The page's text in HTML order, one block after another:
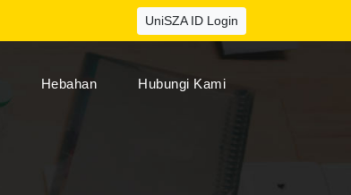
UniSZA ID Login
Hebahan Hubungi Kami